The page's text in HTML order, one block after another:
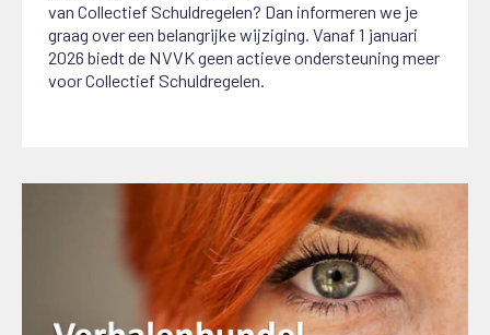
vanCollectiefSchuldregelen? Dan informeren we je
graag over een belangrijke wijziging. Vanaf 1 januari
2026 biedt de NVVK geen actieve ondersteuning meer
voor Collectief Schuldregelen.